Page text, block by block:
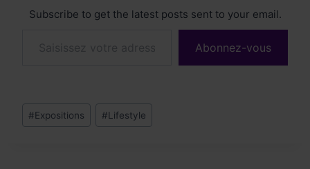
Subscribe to get the latest posts sent to your email.
Abonnez-vous
Étiquettes
de
#Expositions #Lifestyle